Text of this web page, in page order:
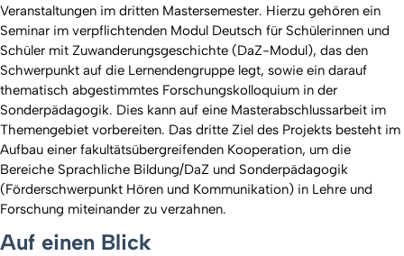
Veranstaltungen im dritten Mastersemester. Hierzu gehören ein
Seminar im verpflichtenden Modul Deutsch für Schülerinnen und
Schüler mit Zuwanderungsgeschichte (DaZ-Modul), das den
Schwerpunkt auf die Lernendengruppe legt, sowie ein darauf
thematisch abgestimmtes Forschungskolloquium in der
Sonderpädagogik. Dies kann auf eine Masterabschlussarbeit im
Themengebiet vorbereiten. Das dritte Ziel des Projekts besteht im
Aufbau einer fakultätsübergreifenden Kooperation, um die
Bereiche Sprachliche Bildung/DaZ und Sonderpädagogik
(Förderschwerpunkt Hören und Kommunikation) in Lehre und
Forschung miteinander zu verzahnen.
Auf einen Blick